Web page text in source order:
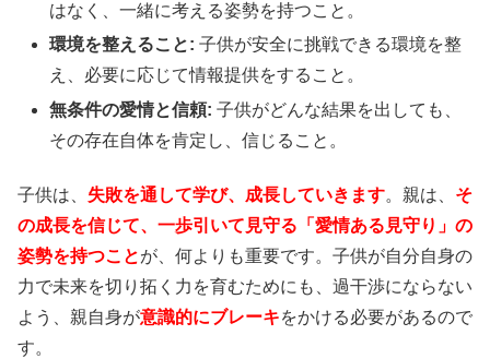
はなく、一緒に考える姿勢を持つこと。
環境を整えること: 子供が安全に挑戦できる環境を整
え、必要に応じて情報提供をすること。
無条件の愛情と信頼: 子供がどんな結果を出しても、
その存在自体を肯定し、信じること。
子供は、 失敗を通して学び、成長していきます。親は、 そ
の成長を信じて、一歩引いて見守る「愛情ある見守り」の
姿勢を持つことが、何よりも重要です。子供が自分自身の
力で未来を切り拓く力を育むためにも、過干渉にならない
よう、親自身が意識的にブレーキをかける必要があるので
す。